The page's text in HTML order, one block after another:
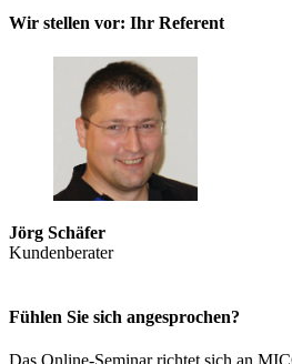
Wir stellen vor: Ihr Referent
Jörg Schäfer
Kundenberater
Fühlen Sie sich angesprochen?
Das Online-Seminar richtet sich an